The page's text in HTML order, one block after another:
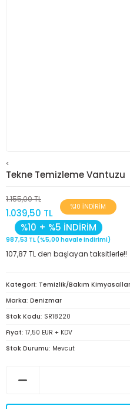
<
Tekne Temizleme Vantuzu
1.155,00 TL
1.039,50 TL
%10 İNDİRİM
%10 + %5 İNDİRİM
987,53 TL (%5,00 havale indirimi)
107,87 TL den başlayan taksitlerle!!
Kategori Temizlik/Bakım
Marka Denizmar
Stok Kodu SR18220
Fiyat 17,50 EUR + KDV
Stok Durumu Mevcut